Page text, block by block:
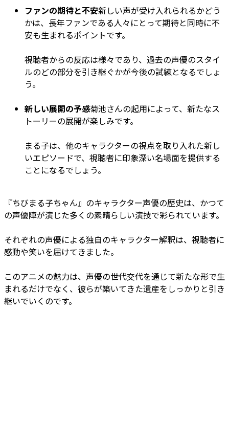
ファンの期待と不安新しい声が受け入れられるかどう
かは、長年ファンである人々にとって期待と同時に不
安も生まれるポイントです。
視聴者からの反応は様々であり、過去の声優のスタイ
ルのどの部分を引き継ぐかが今後の試練となるでしょ
う。
新しい展開の予感菊池さんの起用によって、新たなス
トーリーの展開が楽しみです。
まる子は、他のキャラクターの視点を取り入れた新し
いエピソードで、視聴者に印象深い名場面を提供する
ことになるでしょう。
『ちびまる子ちゃん』のキャラクター声優の歴史は、かつて
の声優陣が演じた多くの素晴らしい演技で彩られています。
それぞれの声優による独自のキャラクター解釈は、視聴者に
感動や笑いを届けてきました。
このアニメの魅力は、声優の世代交代を通じて新たな形で生
まれるだけでなく、彼らが築いてきた遺産をしっかりと引き
継いでいくのです。